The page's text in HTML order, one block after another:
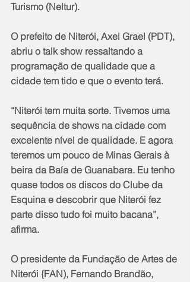
Turismo (Neltur).
O prefeito de Niterói, Axel Grael (PDT),
abriu o talk show ressaltando a
programação de qualidade que a
cidade tem tido e que o evento terá.
“Niterói tem muita sorte. Tivemos uma
sequência de shows na cidade com
excelente nível de qualidade. E agora
teremos um pouco de Minas Gerais à
beira da Baía de Guanabara. Eu tenho
quase todos os discos do Clube da
Esquina e descobrir que Niterói fez
parte disso tudo foi muito bacana”,
afirma.
O presidente da Fundação de Artes de
Niterói {FAN), Fernando Brandão,